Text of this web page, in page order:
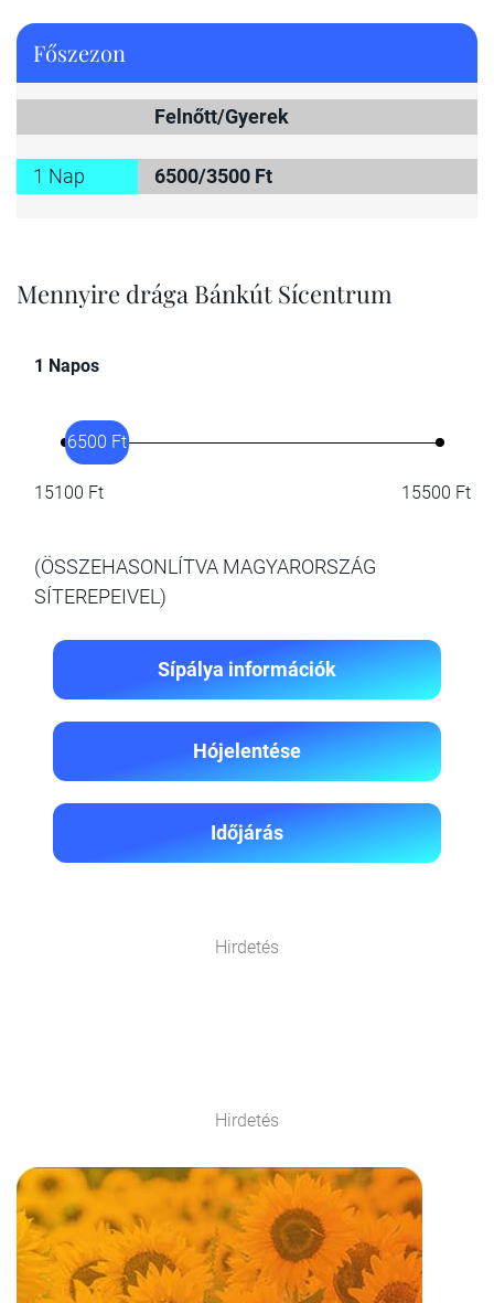
Főszezon
Felnőtt/Gyerek
1 Nap 6500/3500 Ft
Mennyire drága Bánkút Sícentrum
1 Napos
15100 Ft
6500 Ft
15500 Ft
(ÖSSZEHASONLÍTVA MAGYARORSZÁG
SÍTEREPEIVEL)
Sípálya információk
Hójelentése
Időjárás
Hirdetés
Hirdetés